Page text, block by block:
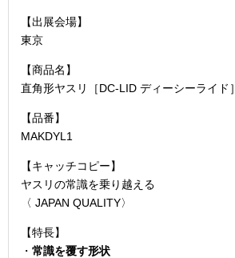
【出展会場】
東京
【商品名】
直角形ヤスリ［DC-LID ディーシーライド］
【品番】
MAKDYL1
【キャッチコピー】
ヤスリの常識を乗り越える
〈 JAPAN QUALITY〉
【特長】
・ 常識を覆す形状